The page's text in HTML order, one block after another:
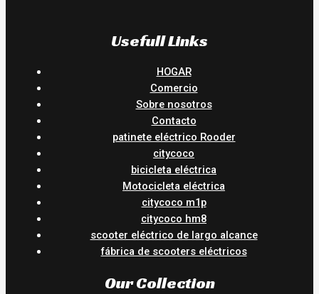
Usefull Links
HOGAR
Comercio
Sobre nosotros
Contacto
patinete eléctrico Rooder
citycoco
bicicleta eléctrica
Motocicleta eléctrica
citycoco m1p
citycoco hm8
scooter eléctrico de largo alcance
fábrica de scooters eléctricos
Our Collection